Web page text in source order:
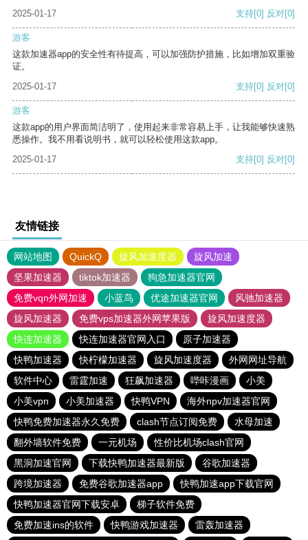
2025-01-17
支持[0] 反对[0]
游客
这款加速器app的安全性有待提高，可以加强防护措施，比如增加双重验
证。
2025-01-17
支持[0] 反对[0]
游客
这款app的用户界面简洁明了，使用起来非常容易上手，让我能够快速熟
悉操作。我不用看说明书，就可以轻松使用这款app。
2025-01-17
支持[0] 反对[0]
友情链接
网站地图 QuickQ 旋风加速度器
旋风加速
坚果加速器
tiktok加速器
狗急加速器官网
免费vqn外网加速
小蓝鸟 优途加速器官网
风驰加速器
旋风加速器
免费vps加速器外网苹果版
旋风加速度器
快连加速器
快连加速器官网入口
原子加速器
快鸭加速器
快柠檬加速器 旋风加速度器
外网网址导航
软件中心
雷霆加速 狂飙加速器 哔咔漫画
小美
小美vpn
小美加速器 快鸭VPN
海外npv加速器官网
快鸭免费加速器永久免费
clash节点订阅免费
水母加速
翻外墙软件免费
一元机场
性价比机场clash官网
黑洞加速官网
下载快鸭加速器最新版
谷歌加速器
跨境加速器
免费谷歌加速器app
快鸭加速app下载官网
快鸭加速器官网下载安卓
梯子软件免费
免费加速ins的软件
快鸭游戏加速器 雷轰加速器